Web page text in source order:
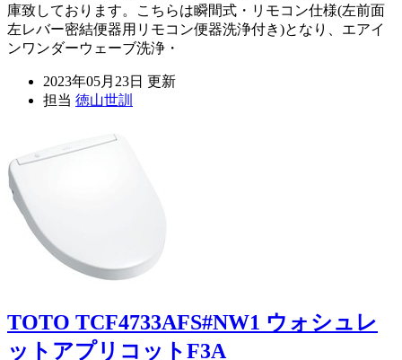
庫致しております。こちらは瞬間式・リモコン仕様(左前面
左レバー密結便器用リモコン便器洗浄付き)となり、エアイ
ンワンダーウェーブ洗浄・
2023年05月23日 更新
担当 徳山世訓
TOTO TCF4733AFS#NW1 ウォシュレ
ットアプリコットF3A